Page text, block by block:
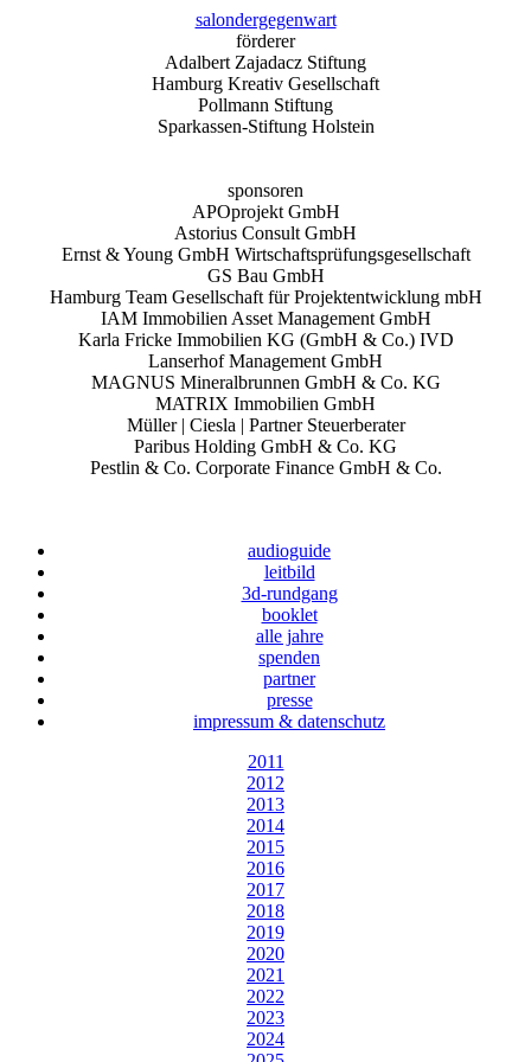
salondergegenwart
förderer
Adalbert Zajadacz Stiftung
Hamburg Kreativ Gesellschaft
Pollmann Stiftung
Sparkassen-Stiftung Holstein
sponsoren
APOprojekt GmbH
Astorius Consult GmbH
Ernst & Young GmbH Wirtschaftsprüfungsgesellschaft
GS Bau GmbH
Hamburg Team Gesellschaft für Projektentwicklung mbH
IAM Immobilien Asset Management GmbH
Karla Fricke Immobilien KG (GmbH & Co.) IVD
Lanserhof Management GmbH
MAGNUS Mineralbrunnen GmbH & Co. KG
MATRIX Immobilien GmbH
Müller | Ciesla | Partner Steuerberater
Paribus Holding GmbH & Co. KG
Pestlin & Co. Corporate Finance GmbH & Co.
audioguide
leitbild
3d-rundgang
booklet
alle jahre
spenden
partner
presse
impressum & datenschutz
2011
2012
2013
2014
2015
2016
2017
2018
2019
2020
2021
2022
2023
2024